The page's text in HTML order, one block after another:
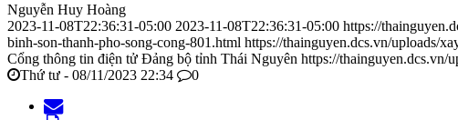
Nguyễn Huy Hoàng
2023-11-08T22:36:31-05:00 2023-11-08T22:36:31-05:00 https://
binh-son-thanh-pho-song-cong-801.html https://thainguyen.dcs.vn/uploads/
Cổng thông tin điện tử Đảng bộ tỉnh Thái Nguyên https://thainguyen.dcs.vn/
Thứ tư - 08/11/2023 22:34
0